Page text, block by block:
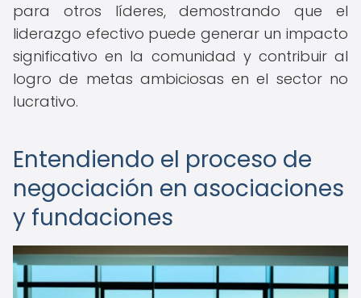
para otros líderes, demostrando que el
liderazgo efectivo puede generar un impacto
significativo en la comunidad y contribuir al
logro de metas ambiciosas en el sector no
lucrativo.
Entendiendo el proceso de
negociación en asociaciones
y fundaciones